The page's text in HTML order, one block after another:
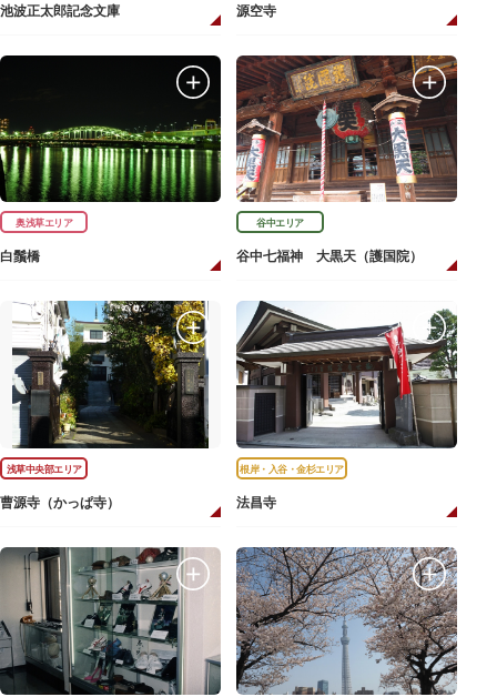
池波正太郎記念文庫 源空寺
奥浅草エリア
白鬚橋
谷中エリア
谷中七福神 大黒天（護国院）
浅草中央部エリア
曹源寺（かっぱ寺）
根岸・入谷・金杉エリア
法昌寺